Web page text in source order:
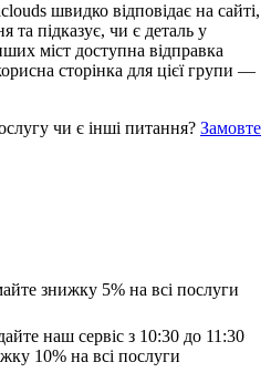
швидко відповідає на сайті,
підказує, чи є деталь у
міст доступна відправка
сторінка для цієї групи —
чи є інші питання? Замовте
знижку 5% на всі послуги
наш сервіс з 10:30 до 11:30
10% на всі послуги